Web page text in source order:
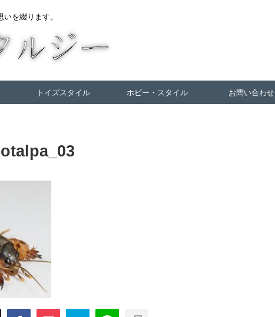
を綴ります。
トイズスタイル ホビー・スタイル お問い合わせ